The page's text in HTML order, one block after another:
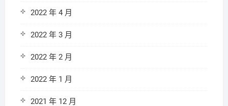
2022 年 4 月
2022 年 3 月
2022 年 2 月
2022 年 1 月
2021 年 12 月